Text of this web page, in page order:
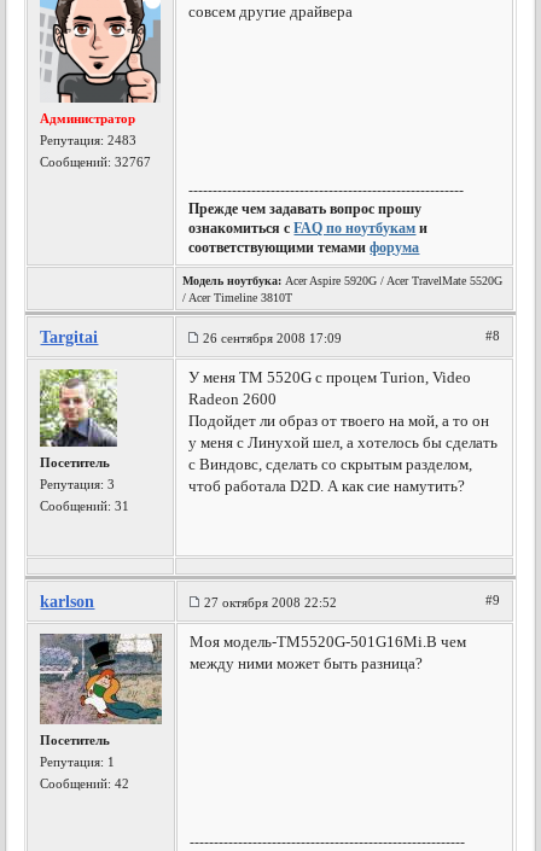
Администратор
Репутация:2483
Сообщений: 32767
совсем другие драйвера
---------------------------------------------------------
Прежде чем задавать вопрос прошу
ознакомиться сFAQ по ноутбукам и
соответствующими темамифорума
Модель ноутбука: Acer Aspire 5920G / Acer TravelMate 5520G
/ Acer Timeline 3810T
Targitai 26 сентября 2008 17:09 #8
Посетитель
Репутация:3
Сообщений: 31
У меня TM 5520G с процем Turion, Video
Radeon 2600
Подойдет ли образ от твоего на мой, а то он
у меня с Линухой шел, а хотелось бы сделать
с Виндовс, сделать со скрытым разделом,
чтоб работала D2D. А как сие намутить?
karlson 27 октября 2008 22:52 #9
Посетитель
Репутация: 1
Сообщений: 42
Моя модель-ТМ5520G-501G16Mi.В чем
между ними может быть разница?
---------------------------------------------------------